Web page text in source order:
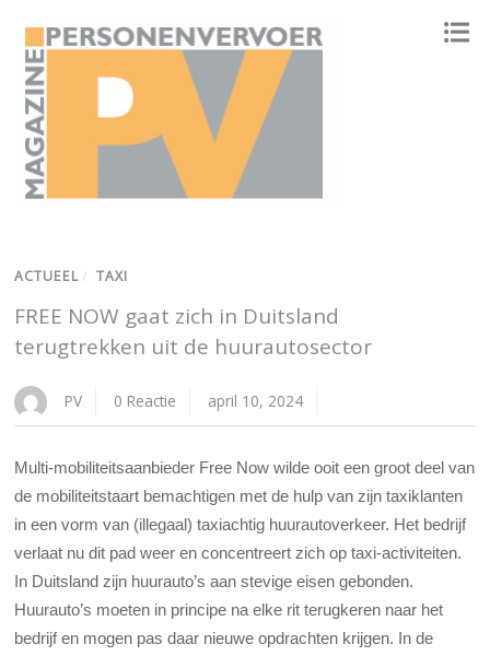
ACTUEEL / TAXI
FREE NOW gaat zich in Duitsland
terugtrekken uit de huurautosector
PV 0 Reactie april 10, 2024
Multi-mobiliteitsaanbieder Free Now wilde ooit een groot deel van
de mobiliteitstaart bemachtigen met de hulp van zijn taxiklanten
in een vorm van (illegaal) taxiachtig huurautoverkeer. Het bedrijf
verlaat nu dit pad weer en concentreert zich op taxi-activiteiten.
In Duitsland zijn huurauto’s aan stevige eisen gebonden.
Huurauto’s moeten in principe na elke rit terugkeren naar het
bedrijf en mogen pas daar nieuwe opdrachten krijgen. In de